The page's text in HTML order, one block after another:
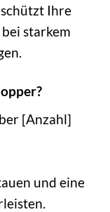
Ihre
starkem
[Anzahl]
und eine